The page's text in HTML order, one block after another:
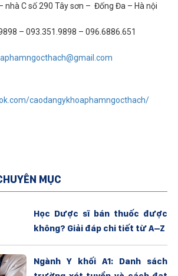
nhà C số 290 Tây sơn – Đống Đa – Hà nội
– 093.351.9898 – 096.6886.651
caodangykhoaphamngocthach/
MỤC
Học Dược sĩ bán thuốc được
không? Giải đáp chi tiết từ A–Z
Ngành Y khối A1: Danh sách